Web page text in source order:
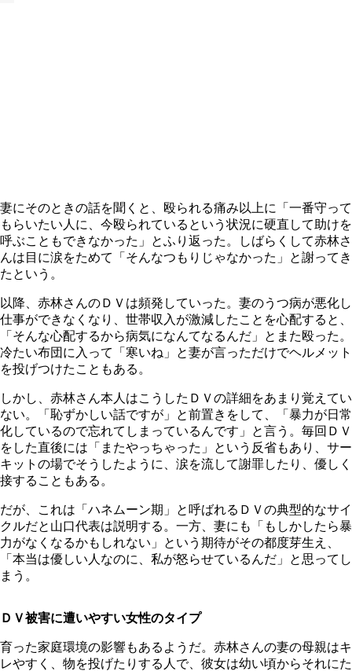
妻にそのときの話を聞くと、殴られる痛み以上に「一番守って
もらいたい人に、今殴られているという状況に硬直して助けを
呼ぶこともできなかった」とふり返った。しばらくして赤林さ
んは目に涙をためて「そんなつもりじゃなかった」と謝ってき
たという。
以降、赤林さんのＤＶは頻発していった。妻のうつ病が悪化し
仕事ができなくなり、世帯収入が激減したことを心配すると、
「そんな心配するから病気になんてなるんだ」とまた殴った。
冷たい布団に入って「寒いね」と妻が言っただけでヘルメット
を投げつけたこともある。
しかし、赤林さん本人はこうしたＤＶの詳細をあまり覚えてい
ない。「恥ずかしい話ですが」と前置きをして、「暴力が日常
化しているので忘れてしまっているんです」と言う。毎回ＤＶ
をした直後には「またやっちゃった」という反省もあり、サー
キットの場でそうしたように、涙を流して謝罪したり、優しく
接することもある。
だが、これは「ハネムーン期」と呼ばれるＤＶの典型的なサイ
クルだと山口代表は説明する。一方、妻にも「もしかしたら暴
力がなくなるかもしれない」という期待がその都度芽生え、
「本当は優しい人なのに、私が怒らせているんだ」と思ってし
まう。
ＤＶ被害に遭いやすい女性のタイプ
育った家庭環境の影響もあるようだ。赤林さんの妻の母親はキ
レやすく、物を投げたりする人で、彼女は幼い頃からそれにた